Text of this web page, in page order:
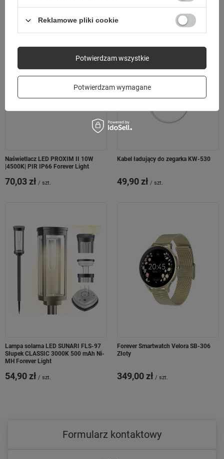
Naświetlacz LED PROXIM II 10W
|4500K| PIR IP66 Forever Light
70,03 zł / szt.
Kabel ładujący do zegarka KW-530
49,90 zł / szt.
Lampa solarna LED SUNARI FLS-97
Słupek CLASSIC 3000K 500 mAh Ni-
MH Forever Light
54,90 zł / szt.
Forever Smartwatch Velora SB-306
Złoty
349,00 zł / szt.
Formularz kontaktowy
Reklamowe pliki cookie
Potwierdzam wymagane
Potwierdzam wszystkie